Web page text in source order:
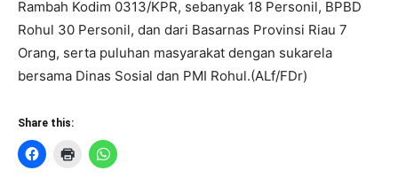
Rambah Kodim 0313/KPR, sebanyak 18 Personil, BPBD
Rohul 30 Personil, dan dari Basarnas Provinsi Riau 7
Orang, serta puluhan masyarakat dengan sukarela
bersama Dinas Sosial dan PMI Rohul.(ALf/FDr)
Share this: